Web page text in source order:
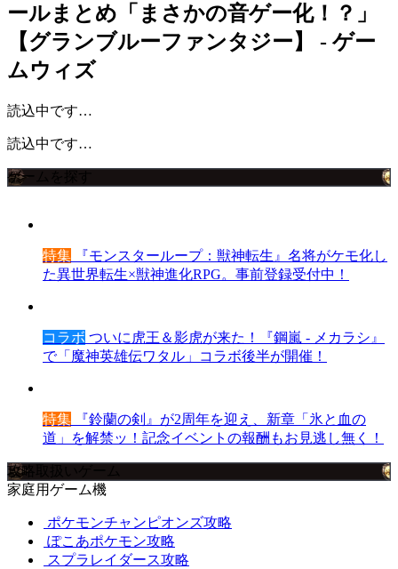
ールまとめ「まさかの音ゲー化！？」
【グランブルーファンタジー】 - ゲー
ムウィズ
読込中です…
読込中です…
ゲームを探す
特集 『モンスターループ：獣神転生』名将がケモ化し
た異世界転生×獣神進化RPG。事前登録受付中！
コラボ ついに虎王＆影虎が来た！『鋼嵐 - メカラシ』
で「魔神英雄伝ワタル」コラボ後半が開催！
特集 『鈴蘭の剣』が2周年を迎え、新章「氷と血の
道」を解禁ッ！記念イベントの報酬もお見逃し無く！
攻略取扱いゲーム
家庭用ゲーム機
ポケモンチャンピオンズ攻略
ぽこあポケモン攻略
スプラレイダース攻略